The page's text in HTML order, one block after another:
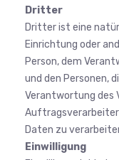
Dritter
Dritter ist eine
Einrichtung oder
Person, dem
und den Personen,
Verantwortung des
Daten zu
Einwilligung